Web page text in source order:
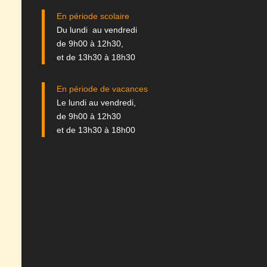
En période scolaire
Du lundi au vendredi
de 9h00 à 12h30,
et de 13h30 à 18h30
En période de vacances
Le lundi au vendredi,
de 9h00 à 12h30
et de 13h30 à 18h00